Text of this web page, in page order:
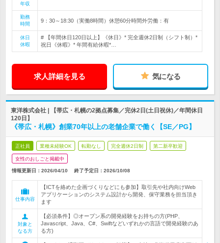
年収
勤務
時間
9：30～18:30（実働8時間）休憩60分時間外労働：有
休日
休暇
# 【年間休日120日以上】《休日》* 完全週休2日制（シフト制）*
祝日《休暇》* 年間有給休暇*…
求人詳細を見る 気になる
東洋株式会社 | 【帯広・札幌の2拠点募集／完休2日(土日祝休)／年間休日
120日】
《帯広・札幌》創業70年以上の老舗企業で働く【SE／PG】
正社員 業種未経験OK 転勤なし 完全週休2日制 第二新卒歓迎
女性のおしごと掲載中
情報更新日：2026/04/10 終了予定日： 2026/10/08
仕事内容
【ICTを絡めた企画づくりなどにも参加】取引先や社内向けWeb
アプリケーションのシステム設計から開発、保守業務を担当頂き
ます
対象と
なる方
【必須条件】◎オープン系の開発経験をお持ちの方(PHP、
Javascript、Java、C#、Swiftなどいずれかの言語で開発経験のあ
る方)